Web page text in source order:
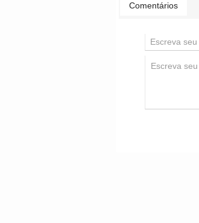
Comentários